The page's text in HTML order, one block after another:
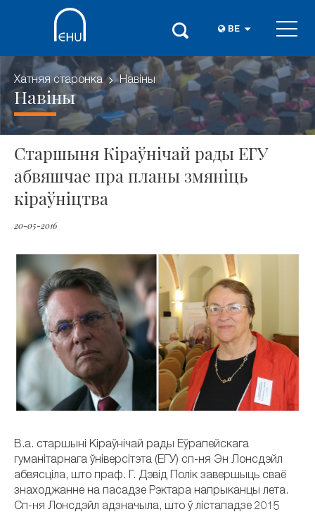
BE
Хатняя старонка Навіны
Навіны
Старшыня Кіраўнічай рады ЕГУ
абвяшчае пра планы змяніць
кіраўніцтва
20-05-2016
В.а. старшыні Кіраўнічай рады Еўрапейскага
гуманітарнага ўніверсітэта (ЕГУ) сп-ня Эн Лонсдэйл
абвясціла, што праф. Г. Дэвід Полік завершыць сваё
знаходжанне на пасадзе Рэктара напрыканцы лета.
Сп-ня Лонсдэйл адзначыла, што ў лістападзе 2015